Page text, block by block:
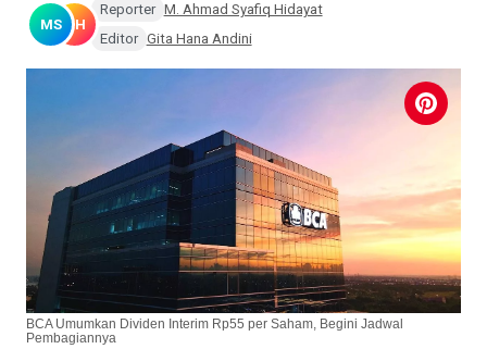
MS GH
Reporter M. Ahmad Syafiq Hidayat
Editor Gita Hana Andini
BCA Umumkan Dividen Interim Rp55 per Saham, Begini Jadwal
Pembagiannya